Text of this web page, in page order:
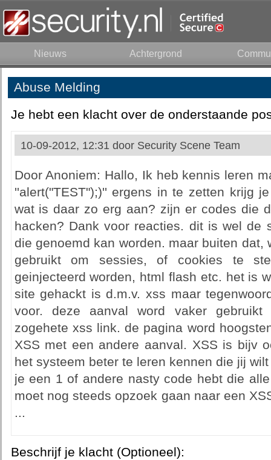
Nieuws Achtergrond
Abuse Melding
Je hebt een klacht over de onderstaande
10-09-2012, 12:31 door Security Scene Team
Door Anoniem: Hallo, Ik heb kennis leren
''alert("TEST");)'' ergens in te zetten krijg
wat is daar zo erg aan? zijn er codes die
hacken? Dank voor reacties. dit is wel de
die genoemd kan worden. maar buiten dat,
gebruikt om sessies, of cookies te
geinjecteerd worden, html flash etc. het is
site gehackt is d.m.v. xss maar
voor. deze aanval word vaker
zogehete xss link. de pagina word
XSS met een andere aanval. XSS is bijv
het systeem beter te leren kennen die jij
je een 1 of andere nasty code hebt die
moet nog steeds opzoek gaan naar een
...
Beschrijf je klacht (Optioneel):